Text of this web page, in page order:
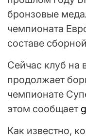
бронзовые
чемпионата
составе
Сейчас клуб на
продолжает
чемпионате
этом сообщает
Как известно,